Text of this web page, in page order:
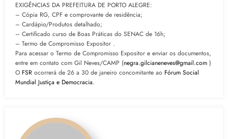
EXIGÊNCIAS DA PREFEITURA DE PORTO ALEGRE:
– Cópia RG, CPF e comprovante de residência;
– Cardápio/Produtos detalhado;
– Certificado curso de Boas Práticas do SENAC de 16h;
– Termo de Compromisso Expositor .
Para acessar o Termo de Compromisso Expositor e enviar os documentos,
entre em contato com Gil Neves/CAMP (negra.gilcianeneves@gmail.com )
O FSR ocorrerá de 26 a 30 de janeiro concomitante ao Fórum Social
Mundial Justiça e Democracia.